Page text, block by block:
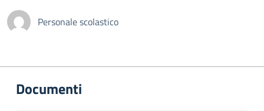
Personale scolastico
Documenti